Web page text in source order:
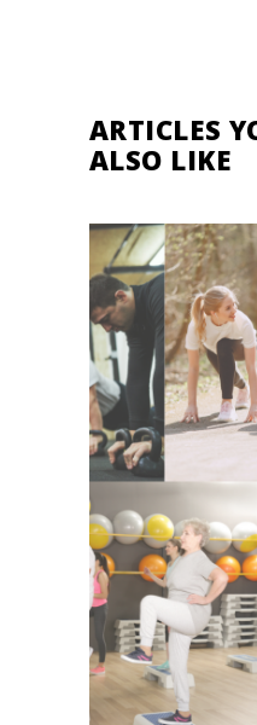
ARTICLES
ALSO LIKE